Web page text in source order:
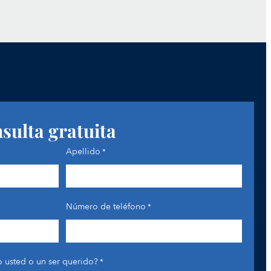
gratuita
Apellido *
Número de teléfono *
usted o un ser querido?*